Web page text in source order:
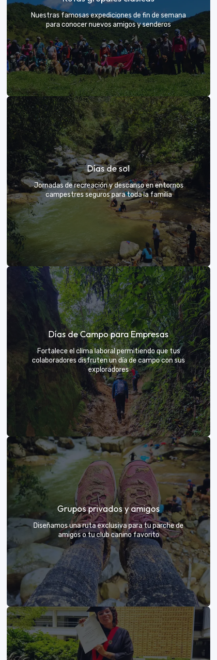
Nuestras famosas expediciones de fin de semana
para conocer nuevos amigos y senderos
Rutas grupales clásicas
Únete a la manada y descubre nuevos senderos
VER MÁS
Días de sol
Jornadas de recreación y descanso en entornos
campestres seguros para toda la familia
Días de sol
Un respiro campestre diseñado para el descanso y la
diversión de todos
VER MÁS
Días de Campo para Empresas
Fortalece el clima laboral permitiendo que tus
colaboradores disfruten un día de campo con sus
exploradores
Días de Campo para Empresas
El mejor beneficio para tu equipo: compartir con sus
exploradores y fortalecer lazos rodeados de
naturaleza
VER MÁS
Grupos privados y amigos
Diseñamos una ruta exclusiva para tu parche de
amigos o tu club canino favorito